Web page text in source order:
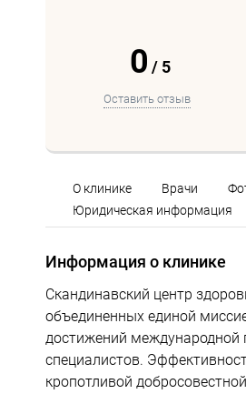
0 / 5
Оставить отзыв
О клинике Врачи
Юридическая информация
Информация о клинике
Скандинавский центр
объединенных единой
достижений международной
специалистов.
кропотливой